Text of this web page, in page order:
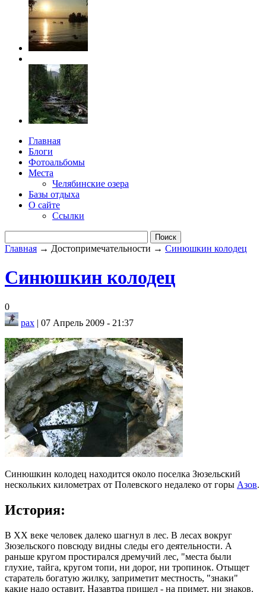
Главная
Блоги
Фотоальбомы
Места
Челябинские озера
Базы отдыха
О сайте
Ссылки
Главная → Достопримечательности → Синюшкин колодец
Синюшкин колодец
0
pax | 07 Апрель 2009 - 21:37
Синюшкин колодец находится около поселка Зюзельский
нескольких километрах от Полевского недалеко от горы Азов.
История:
В ХХ веке человек далеко шагнул в лес. В лесах вокруг
Зюзельского повсюду видны следы его деятельности. А
раньше кругом простирался дремучий лес, "места были
глухие, тайга, кругом топи, ни дорог, ни тропинок. Отыщет
старатель богатую жилку, заприметит местность, "знаки"
какие надо оставит. Назавтра пришел - на примет, ни знаков.